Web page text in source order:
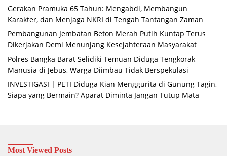
Gerakan Pramuka 65 Tahun: Mengabdi, Membangun
Karakter, dan Menjaga NKRI di Tengah Tantangan Zaman
Pembangunan Jembatan Beton Merah Putih Kuntap Terus
Dikerjakan Demi Menunjang Kesejahteraan Masyarakat
Polres Bangka Barat Selidiki Temuan Diduga Tengkorak
Manusia di Jebus, Warga Diimbau Tidak Berspekulasi
INVESTIGASI | PETI Diduga Kian Menggurita di Gunung Tagin,
Siapa yang Bermain? Aparat Diminta Jangan Tutup Mata
Most Viewed Posts